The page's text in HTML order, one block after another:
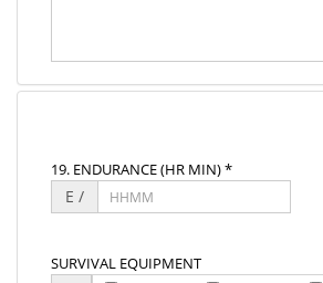
19. ENDURANCE (HR MIN) *
E /
SURVIVAL EQUIPMENT